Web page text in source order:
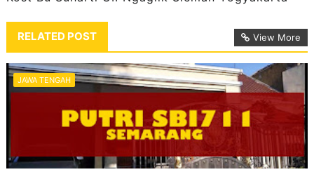
RELATED POST View More
JAWA TENGAH